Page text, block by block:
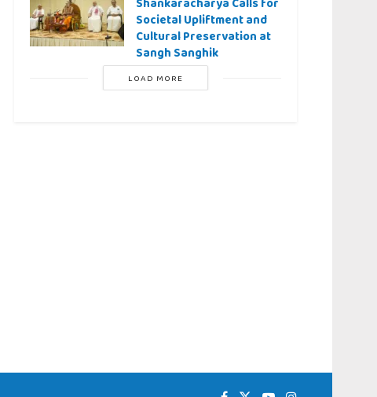
Societal Upliftment and
Cultural Preservation at
Sangh Sanghik
LOAD MORE